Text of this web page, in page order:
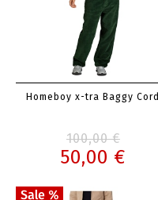
Homeboy x-tra Baggy Cord
100,00 €
50,00 €